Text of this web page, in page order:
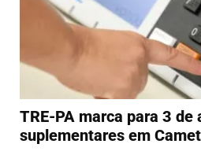
TRE-PA marca para 3 de
suplementares em